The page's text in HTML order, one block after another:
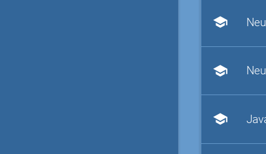
school
school
school